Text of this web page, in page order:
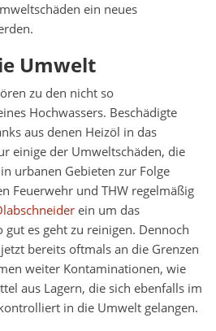
ein neues
Umwelt
zu den nicht so
Hochwassers. Beschädigte
aus denen Heizöl in das
einige der Umweltschäden, die
urbanen Gebieten zur Folge
Feuerwehr und THW regelmäßig
ein um das
es geht zu reinigen. Dennoch
bereits oftmals an die Grenzen
weiter Kontaminationen, wie
aus Lagern, die sich ebenfalls im
in die Umwelt gelangen.